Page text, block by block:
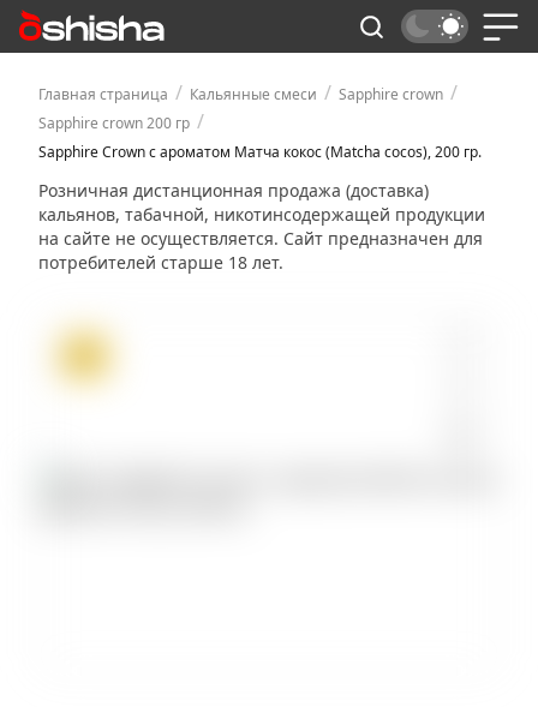
Главная страница / Кальянные смеси / Sapphire crown /
Sapphire crown 200 гр /
Sapphire Crown с ароматом Матча кокос (Matcha cocos), 200 гр.
Розничная дистанционная продажа (доставка)
кальянов, табачной, никотинсодержащей продукции
на сайте не осуществляется. Сайт предназначен для
потребителей старше 18 лет.